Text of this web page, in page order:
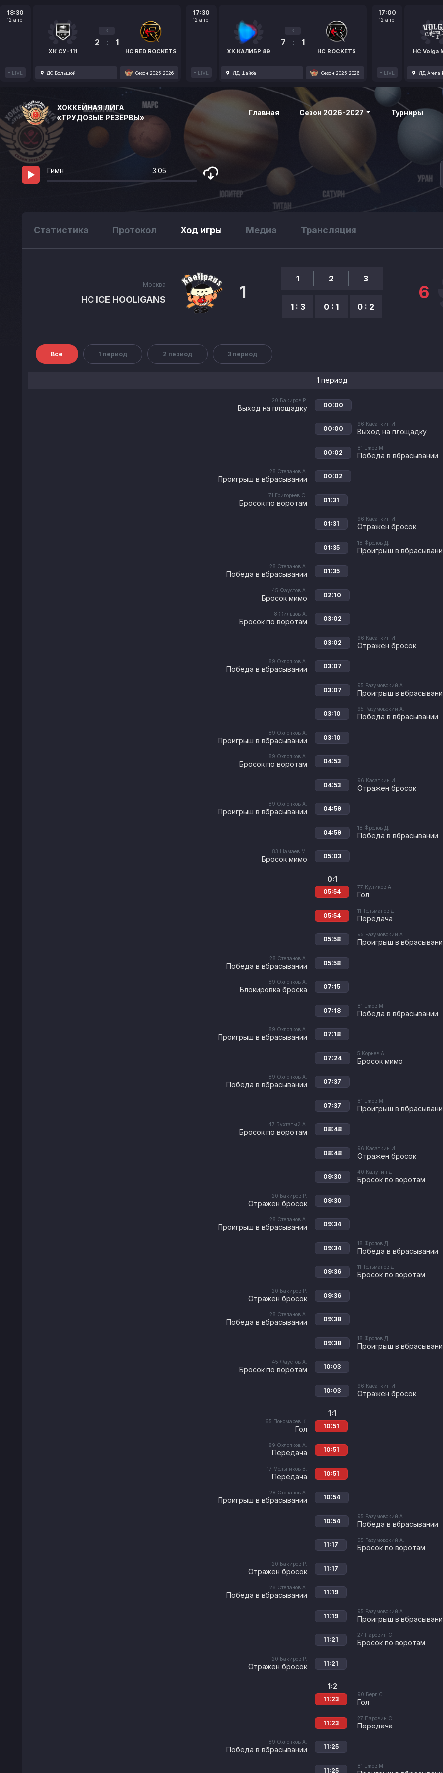
18:30
12 апр.
LIVE
ХК СУ-111
3
2 : 1
HC RED ROCKETS
ДС Большой Сезон 2025-2026
17:30
12 апр.
LIVE
ХК КАЛИБР 89
3
7 : 1
HC ROCKETS
ЛД Шайба Сезон 2025-2026
17:00
12 апр.
LIVE
HC Volga
ЛД Arena
ХОККЕЙНАЯ ЛИГА
«ТРУДОВЫЕ РЕЗЕРВЫ»
Главная Сезон 2026-2027 Турниры
Гимн 3:05
Статистика Протокол Ход игры Медиа Трансляция
Москва
HC ICE HOOLIGANS 1
1
1 : 3
2
0 : 1
3
0 : 2
6
Все 1 период 2 период 3 период
1 период
20 Бакиров Р.
Выход на площадку 00:00
96 Касаткин И.
Выход на площадку
00:00
81 Ежов М.
Победа в вбрасывании
00:02
28 Степанов А.
Проигрыш в вбрасывании 00:02
71 Григорьев О.
Бросок по воротам 01:31
96 Касаткин И.
Отражен бросок
01:31
18 Фролов Д.
Проигрыш в
01:35
28 Степанов А.
Победа в вбрасывании 01:35
45 Фаустов А.
Бросок мимо 02:10
8 Жильцов А.
Бросок по воротам 03:02
96 Касаткин И.
Отражен бросок
03:02
89 Охлопков А.
Победа в вбрасывании 03:07
95 Разумовский А.
Проигрыш в
03:07
95 Разумовский А.
Победа в вбрасывании
03:10
89 Охлопков А.
Проигрыш в вбрасывании 03:10
89 Охлопков А.
Бросок по воротам 04:53
96 Касаткин И.
Отражен бросок
04:53
89 Охлопков А.
Проигрыш в вбрасывании 04:59
18 Фролов Д.
Победа в вбрасывании
04:59
83 Шамаев М.
Бросок мимо 05:03
77 Куликов А.
Гол
0:1
05:54
11 Тельманов Д.
Передача
05:54
95 Разумовский А.
Проигрыш в
05:58
28 Степанов А.
Победа в вбрасывании 05:58
89 Охлопков А.
Блокировка броска 07:15
81 Ежов М.
Победа в вбрасывании
07:18
89 Охлопков А.
Проигрыш в вбрасывании 07:18
5 Корнев А.
Бросок мимо
07:24
89 Охлопков А.
Победа в вбрасывании 07:37
81 Ежов М.
Проигрыш в
07:37
47 Бухтатый А.
Бросок по воротам 08:48
96 Касаткин И.
Отражен бросок
08:48
40 Калугин Д.
Бросок по воротам
09:30
20 Бакиров Р.
Отражен бросок 09:30
28 Степанов А.
Проигрыш в вбрасывании 09:34
18 Фролов Д.
Победа в вбрасывании
09:34
11 Тельманов Д.
Бросок по воротам
09:36
20 Бакиров Р.
Отражен бросок 09:36
28 Степанов А.
Победа в вбрасывании 09:38
18 Фролов Д.
Проигрыш в
09:38
45 Фаустов А.
Бросок по воротам 10:03
96 Касаткин И.
Отражен бросок
10:03
65 Пономарев К.
Гол
1:1
10:51
89 Охлопков А.
Передача 10:51
17 Мельников В.
Передача 10:51
28 Степанов А.
Проигрыш в вбрасывании 10:54
95 Разумовский А.
Победа в вбрасывании
10:54
95 Разумовский А.
Бросок по воротам
11:17
20 Бакиров Р.
Отражен бросок 11:17
28 Степанов А.
Победа в вбрасывании 11:19
95 Разумовский А.
Проигрыш в
11:19
27 Паровин С.
Бросок по воротам
11:21
20 Бакиров Р.
Отражен бросок 11:21
90 Берг С.
Гол
1:2
11:23
27 Паровин С.
Передача
11:23
89 Охлопков А.
Победа в вбрасывании 11:25
81 Ежов М.
11:25